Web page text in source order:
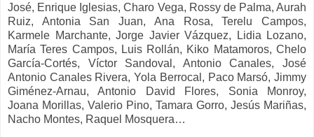
José, Enrique Iglesias, Charo Vega, Rossy de Palma, Aurah
Ruiz, Antonia San Juan, Ana Rosa, Terelu Campos,
Karmele Marchante, Jorge Javier Vázquez, Lidia Lozano,
María Teres Campos, Luis Rollán, Kiko Matamoros, Chelo
García-Cortés, Víctor Sandoval, Antonio Canales, José
Antonio Canales Rivera, Yola Berrocal, Paco Marsó, Jimmy
Giménez-Arnau, Antonio David Flores, Sonia Monroy,
Joana Morillas, Valerio Pino, Tamara Gorro, Jesús Mariñas,
Nacho Montes, Raquel Mosquera…